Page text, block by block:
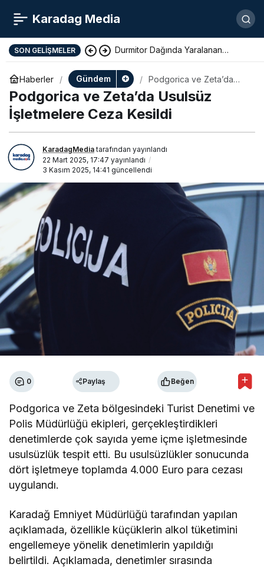
Karadag Media
SON GELIŞMELER Durmitor Dağında Yaralanan
Yunan Turist Başarıyla Kurtarıldı
Haberler Gündem
Podgorica ve Zeta’da
Usulsüz İşletmelere Ceza
Kesildi
Podgorica ve Zeta’da Usulsüz
İşletmelere Ceza Kesildi
KaradagMediatarafından yayınlandı
22 Mart 2025, 17:47 yayınlandı
3 Kasım 2025, 14:41 güncellendi
0 Paylaş Beğen
Podgorica ve Zeta bölgesindeki Turist Denetimi ve
Polis Müdürlüğü ekipleri, gerçekleştirdikleri
denetimlerde çok sayıda yeme içme işletmesinde
usulsüzlük tespit etti. Bu usulsüzlükler sonucunda
dört işletmeye toplamda 4.000 Euro para cezası
uygulandı.
Karadağ Emniyet Müdürlüğü tarafından yapılan
açıklamada, özellikle küçüklerin alkol tüketimini
engellemeye yönelik denetimlerin yapıldığı
belirtildi. Açıklamada, denetimler sırasında